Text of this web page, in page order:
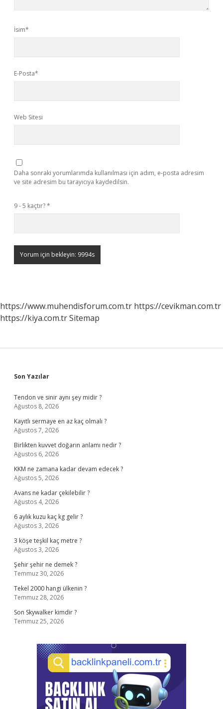
İsim*
E-Posta*
Web Sitesi
Daha sonraki yorumlarımda kullanılması için adım, e-posta adresim
ve site adresim bu tarayıcıya kaydedilsin.
9 - 5 kaçtır?*
https://www.muhendisforum.com.tr https://cevikman.com.tr
https://kiya.com.trSitemap
Sidebar
Son Yazılar
Tendon ve sinir aynı şey midir ?
Ağustos 8, 2026
Kayıtlı sermaye en az kaç olmalı ?
Ağustos 7, 2026
Birlikten kuvvet doğarın anlamı nedir ?
Ağustos 6, 2026
KKM ne zamana kadar devam edecek ?
Ağustos 5, 2026
Avans ne kadar çekilebilir ?
Ağustos 4, 2026
6 aylık kuzu kaç kg gelir ?
Ağustos 3, 2026
3 köşe teşkil kaç metre ?
Ağustos 3, 2026
Şehir şehir ne demek ?
Temmuz 30, 2026
Tekel 2000 hangi ülkenin ?
Temmuz 28, 2026
Son Skywalker kimdir ?
Temmuz 25, 2026